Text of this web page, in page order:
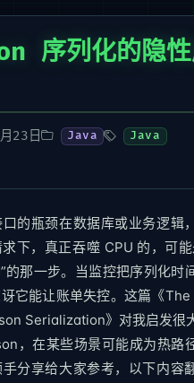
序列化的隐
23日 Java Java
的瓶颈在数据库或业务逻辑
下，真正吞噬 CPU 的，可
的那一步。当监控把序列化时
它能让账单失控。这篇《
Serialization》对我启发很
，在某些场景可能成为热路
分享给大家参考，以下内容